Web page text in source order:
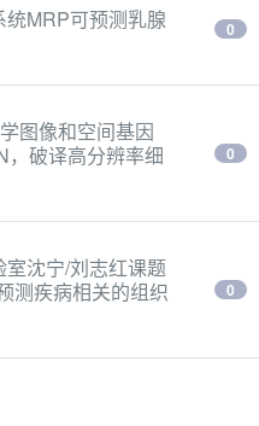
MRP可预测乳腺
0
图像和空间基因
，破译高分辨率细
0
沈宁/刘志红课题
测疾病相关的组织
0